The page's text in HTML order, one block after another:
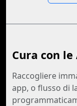
Cura con
Raccogliere
app, o flusso di